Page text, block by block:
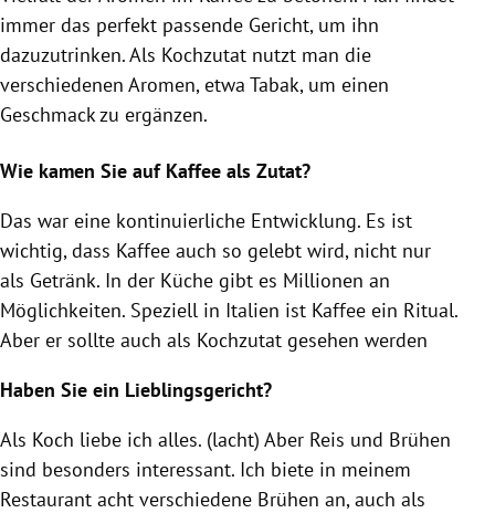
immer das perfekt passende Gericht, um ihn
dazuzutrinken. Als Kochzutat nutzt man die
verschiedenen Aromen, etwa Tabak, um einen
Geschmack zu ergänzen.
Wie kamen Sie auf Kaffee als Zutat?
Das war eine kontinuierliche Entwicklung. Es ist
wichtig, dass Kaffee auch so gelebt wird, nicht nur
als Getränk. In der Küche gibt es Millionen an
Möglichkeiten. Speziell in Italien ist Kaffee ein Ritual.
Aber er sollte auch als Kochzutat gesehen werden
Haben Sie ein Lieblingsgericht?
Als Koch liebe ich alles. (lacht) Aber Reis und Brühen
sind besonders interessant. Ich biete in meinem
Restaurant acht verschiedene Brühen an, auch als